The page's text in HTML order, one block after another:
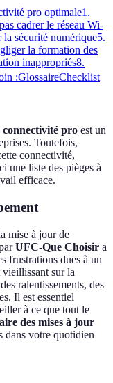
pro optimale1.
cadrer le réseau Wi-
la sécurité numérique5.
la formation des
inappropriés8.
:GlossaireChecklist
connectivité pro est un
Toutefois,
connectivité,
une liste des pièges à
efficace.
mise à jour de
UFC-Que Choisir a
frustrations dues à un
sur la
ralentissements, des
Il est essentiel
à ce que tout le
des mises à jour
dans votre quotidien